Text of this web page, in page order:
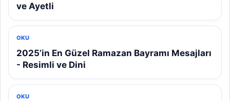
ve Ayetli
OKU
2025’in En Güzel Ramazan Bayramı Mesajları
- Resimli ve Dini
OKU